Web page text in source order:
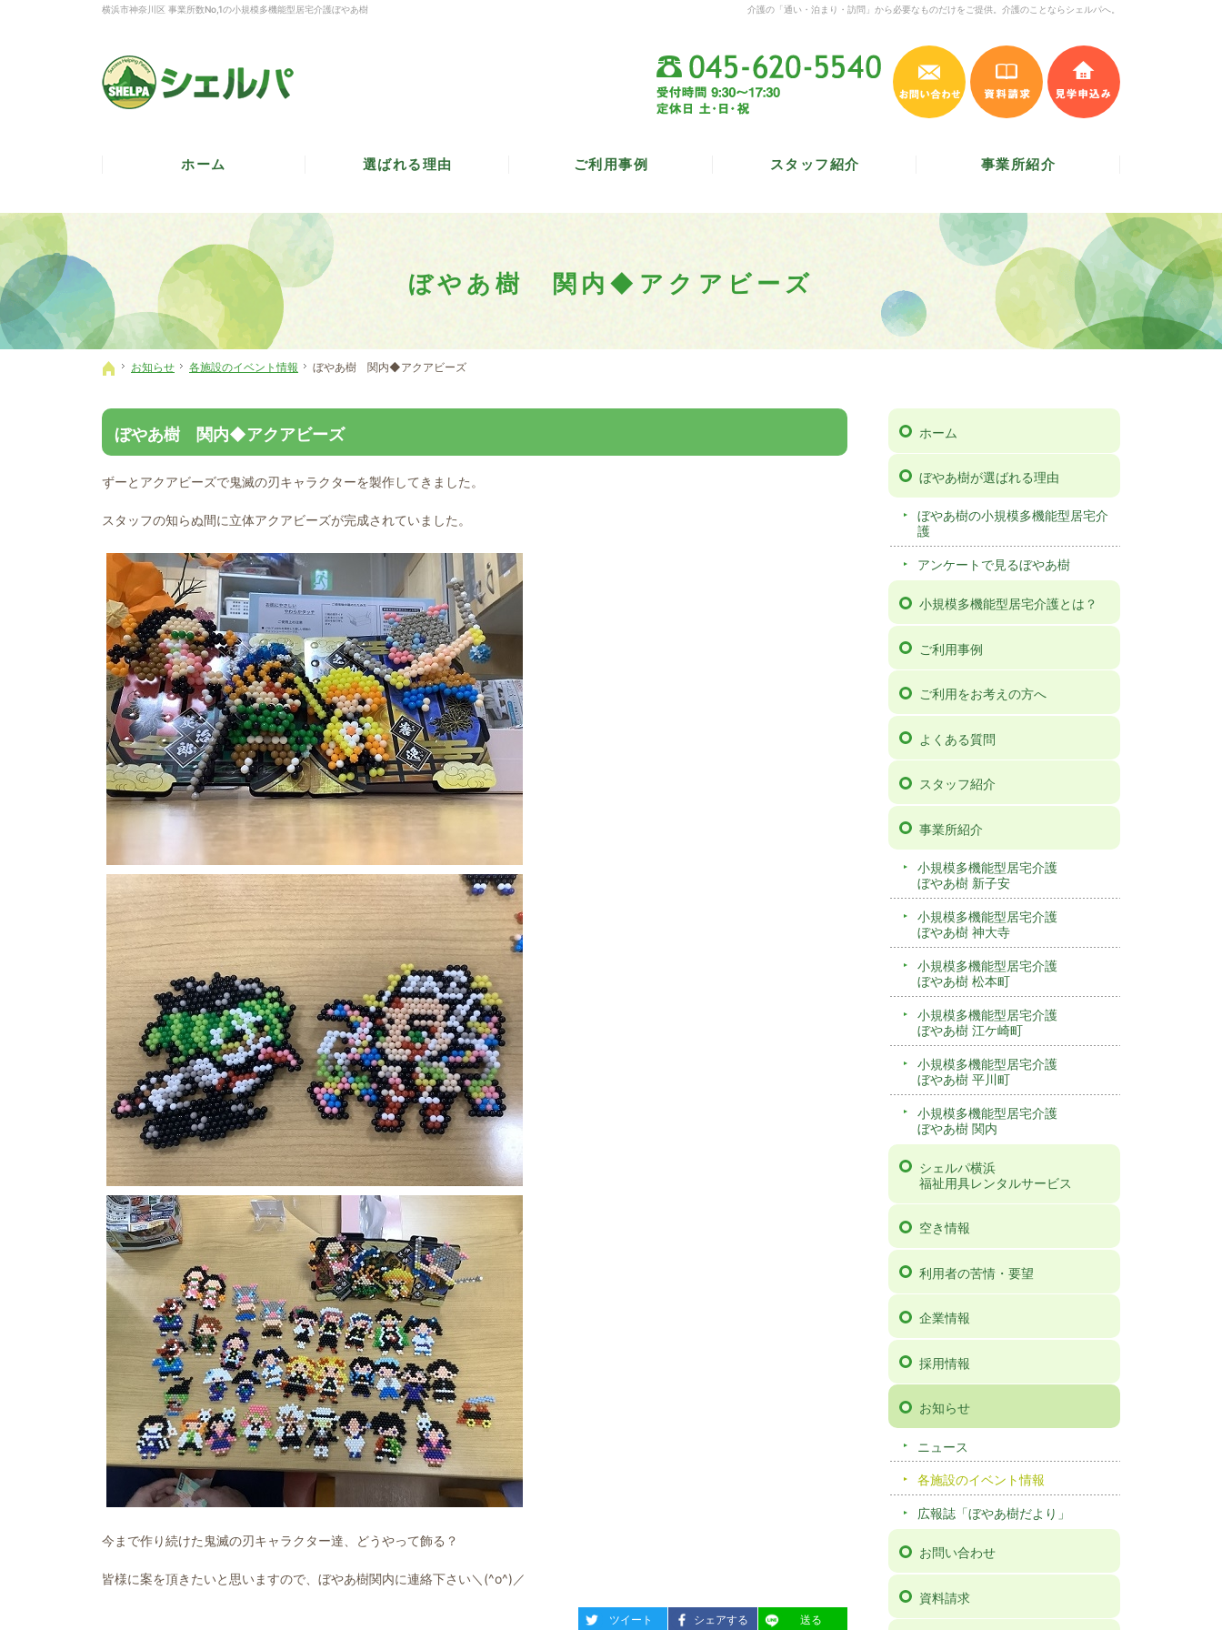
ぼやあ樹 関内◆アクアビーズ
介護の「通い・泊まり・訪問」から必要なものだけをご提供。介護のことならシェルパへ。
横浜市神奈川区 事業所数No,1の小規模多機能型居宅介護ぼやあ樹
ホーム
お知らせ 各施設のイベント情報 ぼやあ樹 関内◆アクアビーズ
ぼやあ樹 関内◆アクアビーズ
ずーとアクアビーズで鬼滅の刃キャラクターを製作してきました。
スタッフの知らぬ間に立体アクアビーズが完成されていました。
今まで作り続けた鬼滅の刃キャラクター達、どうやって飾る？
皆様に案を頂きたいと思いますので、ぼやあ樹関内に連絡下さい＼(^o^)／
entry1466
ツイート entry1466
シェアする entry1466
送る
ホーム
ぼやあ樹が選ばれる理由
ぼやあ樹の小規模多機能型居宅介
護
アンケートで見るぼやあ樹
小規模多機能型居宅介護とは？
ご利用事例
ご利用をお考えの方へ
よくある質問
スタッフ紹介
事業所紹介
小規模多機能型居宅介護
ぼやあ樹 新子安
小規模多機能型居宅介護
ぼやあ樹 神大寺
小規模多機能型居宅介護
ぼやあ樹 松本町
小規模多機能型居宅介護
ぼやあ樹 江ケ崎町
小規模多機能型居宅介護
ぼやあ樹 平川町
小規模多機能型居宅介護
ぼやあ樹 関内
シェルパ横浜
福祉用具レンタルサービス
空き情報
利用者の苦情・要望
企業情報
採用情報
お知らせ
ニュース
各施設のイベント情報
広報誌「ぼやあ樹だより」
お問い合わせ
資料請求
045-620-5540
受付時間 9:30～17:30／ 定休日 土・日・祝
お問い合わせ 資料請求
ホーム 選ばれる理由 ご利用事例 スタッフ紹介 事業所紹介